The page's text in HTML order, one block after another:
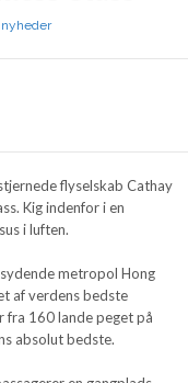
nyheder
flyselskab Cathay
Kig indenfor i en
i luften.
metropol Hong
af verdens bedste
fra 160 lande peget på
absolut bedste.